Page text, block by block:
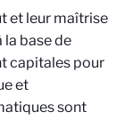
et leur maîtrise
la base de
capitales pour
et
sont